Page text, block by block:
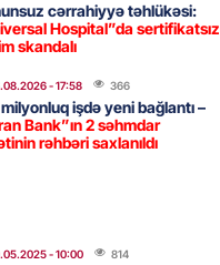
milyonluq mirası ilə
546 min manatı 20
cərrahiyyə təhlükəsi:
Hospital”da sertifikatsız
skandalı
- 17:58 366
işdə yeni bağlantı –
Bank”ın 2 səhmdar
rəhbəri saxlanıldı
- 10:00 814